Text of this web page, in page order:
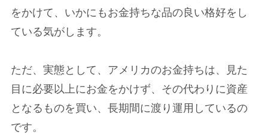
をかけて、いかにもお金持ちな品の良い格好をし
ている気がします。
ただ、実態として、アメリカのお金持ちは、見た
目に必要以上にお金をかけず、その代わりに資産
となるものを買い、長期間に渡り運用しているの
です。